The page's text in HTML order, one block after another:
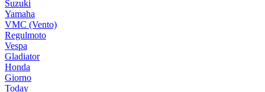
Suzuki
Yamaha
VMC (Vento)
Regulmoto
Vespa
Gladiator
Honda
Giorno
Today